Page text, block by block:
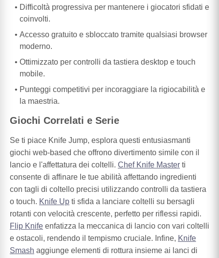
Difficoltà progressiva per mantenere i giocatori sfidati e
coinvolti.
Accesso gratuito e sbloccato tramite qualsiasi browser
moderno.
Ottimizzato per controlli da tastiera desktop e touch
mobile.
Punteggi competitivi per incoraggiare la rigiocabilità e
la maestria.
Giochi Correlati e Serie
Se ti piace Knife Jump, esplora questi entusiasmanti
giochi web-based che offrono divertimento simile con il
lancio e l'affettatura dei coltelli. Chef Knife Master ti
consente di affinare le tue abilità affettando ingredienti
con tagli di coltello precisi utilizzando controlli da tastiera
o touch. Knife Up ti sfida a lanciare coltelli su bersagli
rotanti con velocità crescente, perfetto per riflessi rapidi.
Flip Knife enfatizza la meccanica di lancio con vari coltelli
e ostacoli, rendendo il tempismo cruciale. Infine, Knife
Smash aggiunge elementi di rottura insieme ai lanci di